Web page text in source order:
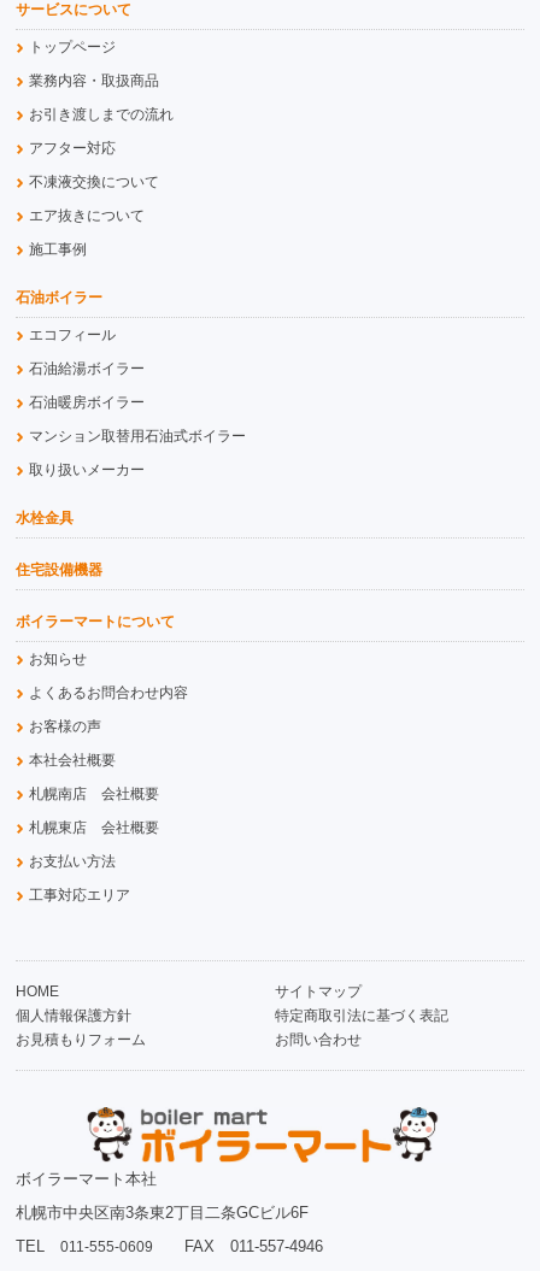
サービスについて
トップページ
業務内容・取扱商品
お引き渡しまでの流れ
アフター対応
不凍液交換について
エア抜きについて
施工事例
石油ボイラー
エコフィール
石油給湯ボイラー
石油暖房ボイラー
マンション取替用石油式ボイラー
取り扱いメーカー
水栓金具
住宅設備機器
ボイラーマートについて
お知らせ
よくあるお問合わせ内容
お客様の声
本社会社概要
札幌南店 会社概要
札幌東店 会社概要
お支払い方法
工事対応エリア
HOME
サイトマップ
個人情報保護方針
特定商取引法に基づく表記
お見積もりフォーム
お問い合わせ
ボイラーマート本社
札幌市中央区南3条東2丁目二条GCビル6F
TEL011-555-0609 FAX 011-557-4946